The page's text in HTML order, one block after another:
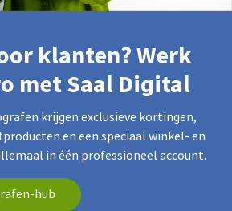
klanten? Werk
met Saal Digital
krijgen exclusieve kortingen,
en een speciaal winkel- en
in één professioneel account.
hub